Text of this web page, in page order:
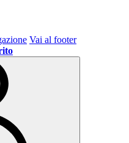
Vai al footer